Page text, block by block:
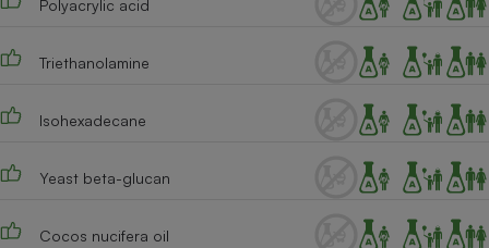
Polyacrylic acid
Triethanolamine
Isohexadecane
Yeast beta-glucan
Cocos nucifera oil